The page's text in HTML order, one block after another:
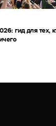
гид для тех,